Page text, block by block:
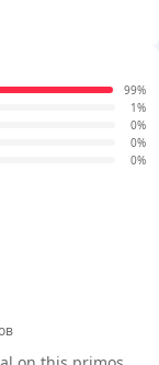
99%
1%
0%
0%
0%